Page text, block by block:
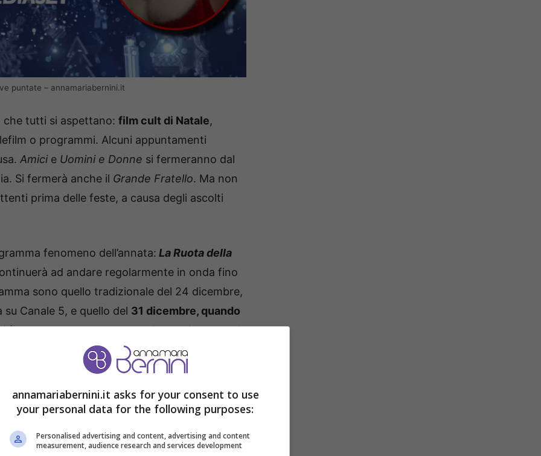
puntate – annamariabernini.it
tutti si aspettano: film cult di Natale,
o programmi. Alcuni appuntamenti
Amicie Uomini e Donne si fermeranno dal
Si fermerà anche il Grande Fratello. Ma non
prima delle feste, a causa degli ascolti
fenomeno dell’annata: La Ruota della
ad andare regolarmente in onda fino
sono quello tradizionale del 24 dicembre,
su Canale 5, e quello del 31 dicembre, quando
fine anno, accompagnando il pubblico verso il
taglia le puntate
in onda diUna poltrona per duesu Italia 1.
annamariabernini.it asks for your consent to use
your personal data for the following purposes:
Personalised advertising and content, advertising and content
measurement, audience research and services development